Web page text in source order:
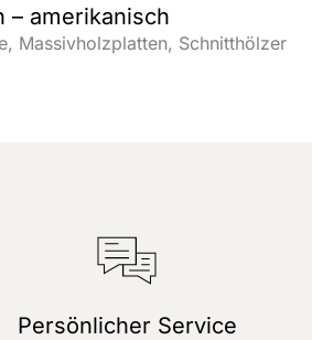
– amerikanisch
Massivholzplatten Schnitthölzer
Persönlicher Service